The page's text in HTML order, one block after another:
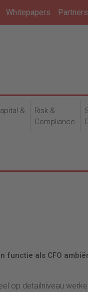
Whitepapers Partners
&
Risk &
Compliance
functie als CFO
op detailniveau